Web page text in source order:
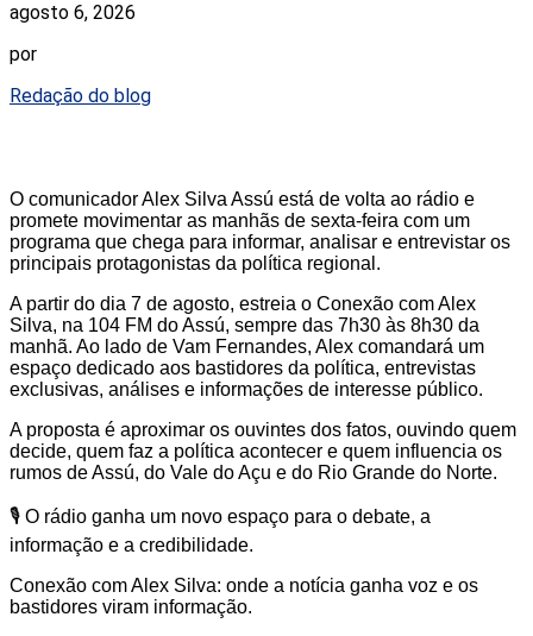
agosto 6, 2026
por
Redação do blog
O comunicador Alex Silva Assú está de volta ao rádio e
promete movimentar as manhãs de sexta-feira com um
programa que chega para informar, analisar e entrevistar os
principais protagonistas da política regional.
A partir do dia 7 de agosto, estreia o Conexão com Alex
Silva, na 104 FM do Assú, sempre das 7h30 às 8h30 da
manhã. Ao lado de Vam Fernandes, Alex comandará um
espaço dedicado aos bastidores da política, entrevistas
exclusivas, análises e informações de interesse público.
A proposta é aproximar os ouvintes dos fatos, ouvindo quem
decide, quem faz a política acontecer e quem influencia os
rumos de Assú, do Vale do Açu e do Rio Grande do Norte.
🎙️ O rádio ganha um novo espaço para o debate, a
informação e a credibilidade.
Conexão com Alex Silva: onde a notícia ganha voz e os
bastidores viram informação.